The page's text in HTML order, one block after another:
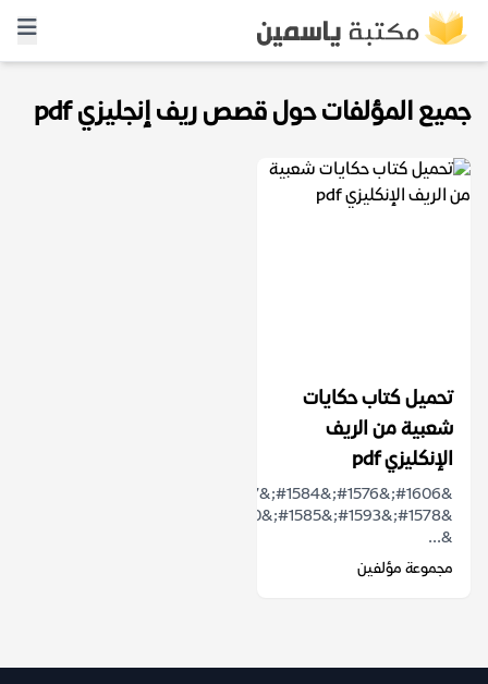
جميع المؤلفات حول قصص ريف إنجليزي pdf
تحميل كتاب حكايات
شعبية من الريف
الإنكليزي pdf
&...
مجموعة مؤلفين